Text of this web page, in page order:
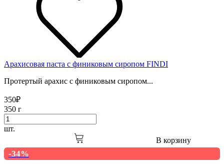
Арахисовая паста с финиковым сиропом FINDI
Протертый арахис с финиковым сиропом...
350₽
350 г
шт.
В корзину
-34%